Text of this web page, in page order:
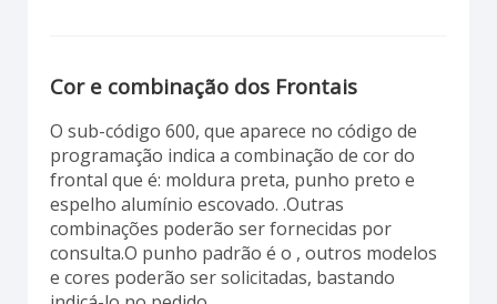
Cor e combinação dos Frontais
O sub-código 600, que aparece no código de
programação indica a combinação de cor do
frontal que é: moldura preta, punho preto e
espelho alumínio escovado. .Outras
combinações poderão ser fornecidas por
consulta.O punho padrão é o , outros modelos
e cores poderão ser solicitadas, bastando